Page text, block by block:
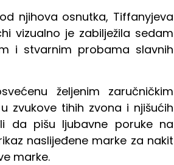
njihova osnutka, Tiffanyjeva
vizualno je zabilježila sedam
i stvarnim probama slavnih
željenim zaručničkim
zvukove tihih zvona i njišućih
da pišu ljubavne poruke na
naslijeđene marke za nakit
marke.